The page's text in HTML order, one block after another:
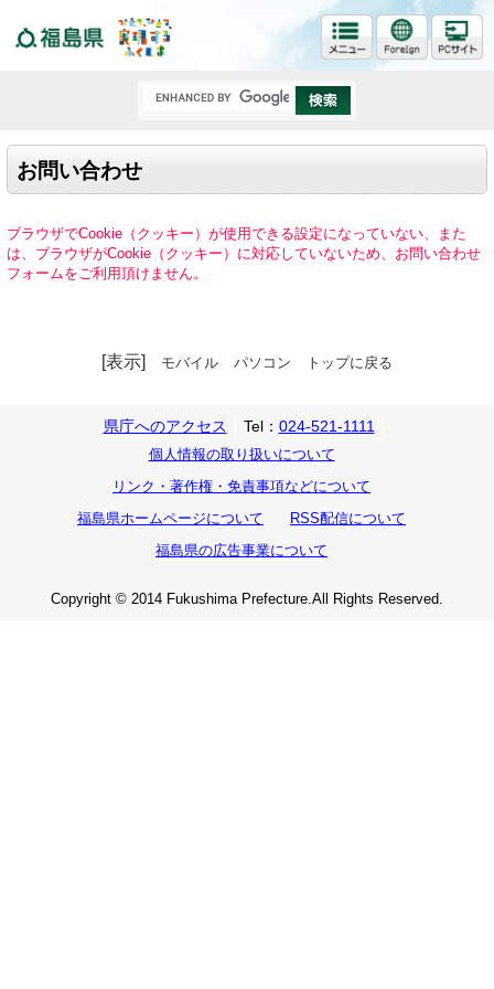
お問い合わせ
ブラウザでCookie（クッキー）が使用できる設定になっていない、また
は、ブラウザがCookie（クッキー）に対応していないため、お問い合わせ
フォームをご利用頂けません。
[表示] モバイル パソコン トップに戻る
県庁へのアクセス Tel： 024-521-1111
個人情報の取り扱いについて
リンク・著作権・免責事項などについて
福島県ホームページについて
RSS配信について
福島県の広告事業について
Copyright © 2014 Fukushima Prefecture.All Rights Reserved.